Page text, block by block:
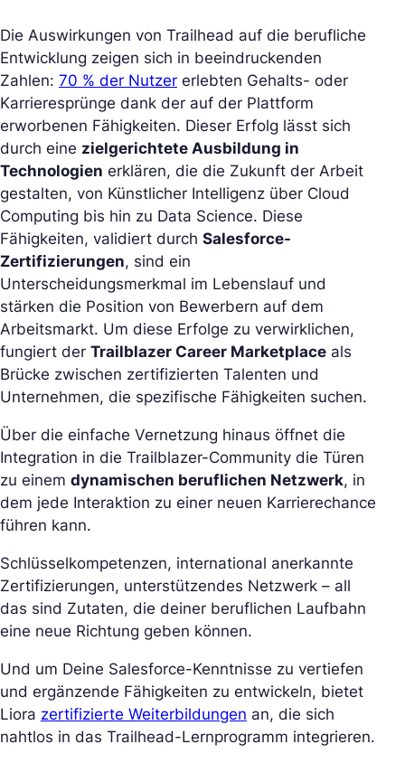
Die Auswirkungen von Trailhead auf die berufliche
Entwicklung zeigen sich in beeindruckenden
Zahlen: 70 % der Nutzer erlebten Gehalts- oder
Karrieresprünge dank der auf der Plattform
erworbenen Fähigkeiten. Dieser Erfolg lässt sich
durch eine zielgerichtete Ausbildung in
Technologien erklären, die die Zukunft der Arbeit
gestalten, von Künstlicher Intelligenz über Cloud
Computing bis hin zu Data Science. Diese
Fähigkeiten, validiert durch Salesforce-
Zertifizierungen, sind ein
Unterscheidungsmerkmal im Lebenslauf und
stärken die Position von Bewerbern auf dem
Arbeitsmarkt. Um diese Erfolge zu verwirklichen,
fungiert der Trailblazer Career Marketplace als
Brücke zwischen zertifizierten Talenten und
Unternehmen, die spezifische Fähigkeiten suchen.
Über die einfache Vernetzung hinaus öffnet die
Integration in die Trailblazer-Community die Türen
zu einem dynamischen beruflichen Netzwerk, in
dem jede Interaktion zu einer neuen Karrierechance
führen kann.
Schlüsselkompetenzen, international anerkannte
Zertifizierungen, unterstützendes Netzwerk – all
das sind Zutaten, die deiner beruflichen Laufbahn
eine neue Richtung geben können.
Und um Deine Salesforce-Kenntnisse zu vertiefen
und ergänzende Fähigkeiten zu entwickeln, bietet
Liora zertifizierte Weiterbildungen an, die sich
nahtlos in das Trailhead-Lernprogramm integrieren.